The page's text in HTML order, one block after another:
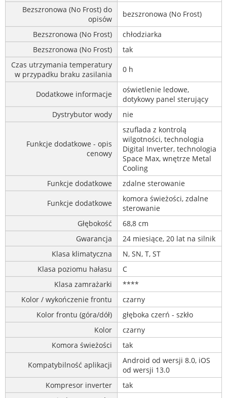
Bezszronowa (No Frost) do
opisów
bezszronowa (No Frost)
Bezszronowa (No Frost)
chłodziarka
Bezszronowa (No Frost)
tak
Czas utrzymania temperatury
w przypadku braku zasilania
0 h
Dodatkowe informacje
oświetlenie ledowe,
dotykowy panel sterujący
Dystrybutor wody
nie
Funkcje dodatkowe - opis
cenowy
szuflada z kontrolą
wilgotności, technologia
Digital Inverter, technologia
Space Max, wnętrze Metal
Cooling
Funkcje dodatkowe
zdalne sterowanie
Funkcje dodatkowe
komora świeżości, zdalne
sterowanie
Głębokość
68,8 cm
Gwarancja
24 miesiące, 20 lat na silnik
Klasa klimatyczna
N, SN, T, ST
Klasa poziomu hałasu
C
Klasa zamrażarki
****
Kolor / wykończenie frontu
czarny
Kolor frontu (góra/dół)
głęboka czerń - szkło
Kolor
czarny
Komora świeżości
tak
Kompatybilność aplikacji
Android od wersji 8.0, iOS
od wersji 13.0
Kompresor inverter
tak